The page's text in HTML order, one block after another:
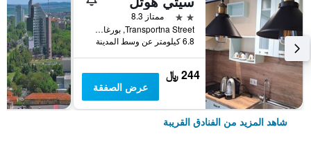
2 نجمتين
ممتاز 8.3
Transportna Street, بورغاس, بلغاريا
6.8 كيلومتر عن وسط المدينة
244 ﷼
عرض الصفقة
شاهد المزيد من الفنادق القريبة